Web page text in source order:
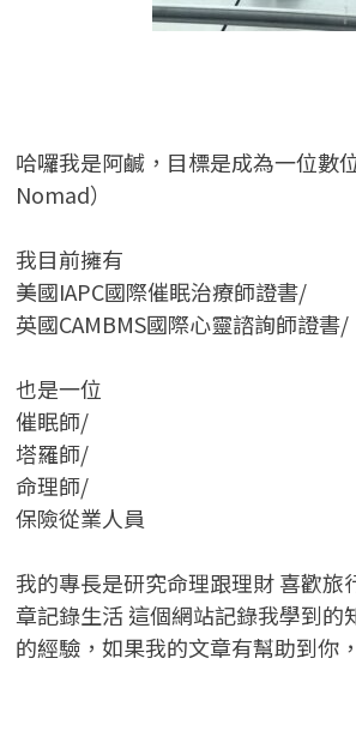
哈囉我是阿鹹，目標是成為一位數
Nomad）
我目前擁有
美國IAPC國際催眠治療師證書/
英國CAMBMS國際心靈諮詢師證書/
也是一位
催眠師/
塔羅師/
命理師/
保險從業人員
我的專長是研究命理跟理財 喜歡旅
章記錄生活 這個網站記錄我學到的
的經驗，如果我的文章有幫助到你